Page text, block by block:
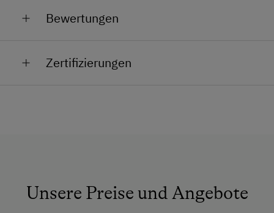
(Mia und Max), Hühner, unser Hund Susi und unsere
Akzeptierte Zahlungsmittel
Bewertungen
Zertifizierungen
BIO AUSTRIA steht für kontrolliert biologische
Unsere Preise und Angebote